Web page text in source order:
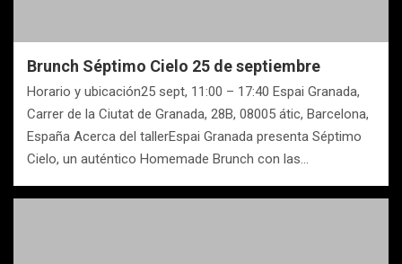
Brunch Séptimo Cielo 25 de septiembre
Horario y ubicación25 sept, 11:00 – 17:40 Espai Granada,
Carrer de la Ciutat de Granada, 28B, 08005 átic, Barcelona,
España Acerca del tallerEspai Granada presenta Séptimo
Cielo, un auténtico Homemade Brunch con las…